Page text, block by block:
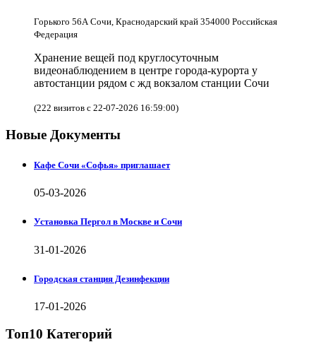
Горького 56А Сочи, Краснодарский край 354000 Российская
Федерация
Хранение вещей под круглосуточным
видеонаблюдением в центре города-курорта у
автостанции рядом с жд вокзалом станции Сочи
(222 визитов с 22-07-2026 16:59:00)
Новые Документы
Кафе Сочи «Софья» приглашает
05-03-2026
Установка Пергол в Москве и Сочи
31-01-2026
Городская станция Дезинфекции
17-01-2026
Топ10 Категорий